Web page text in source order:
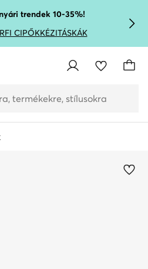
trendek 10-35%!
CIPŐKKÉZITÁSKÁK
termékekre, stílusokra